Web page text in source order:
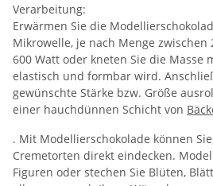
Verarbeitung:
Erwärmen Sie die
Mikrowelle, je nach Menge zwischen
600 Watt oder kneten Sie die Masse
elastisch und formbar wird.
gewünschte Stärke bzw. Größe
einer hauchdünnen Schicht von
. Mit Modellierschokolade können
Cremetorten direkt eindecken.
Figuren oder stechen Sie Blüten,